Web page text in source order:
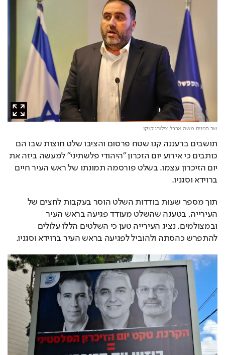
שר הפנים משה ארבל, צילום: קוקו
ברוידא וסגניו.
העירייה, בטענה שהשלט מעודד פגיעה בראש העיר
להתפרש כהסתה ולהוביל לפגיעה בראש העיר ברוידא וסגניו.